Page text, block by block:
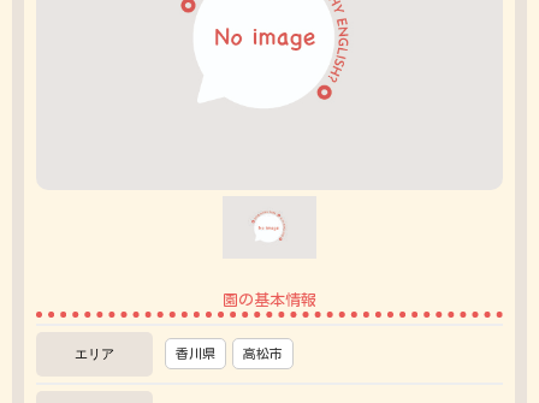
園の基本情報
エリア 香川県 高松市